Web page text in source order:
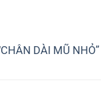
DÀI MŨ NHỎ”